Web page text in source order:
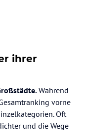
ihrer
Während
vorne
Oft
und die Wege